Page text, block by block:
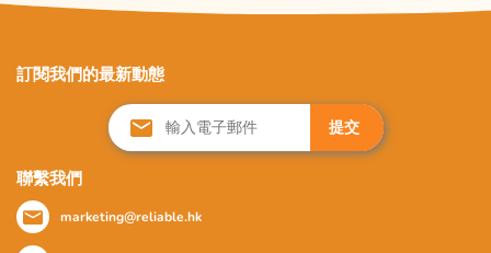
訂閱我們的最新動態
提交
聯繫我們
marketing@reliable.hk